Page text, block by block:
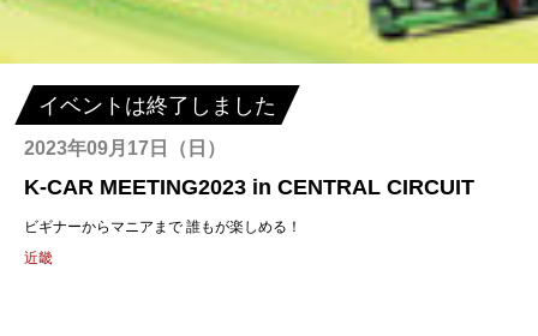
イベントは終了しました
2023年09月17日（日）
K-CAR MEETING2023 in CENTRAL CIRCUIT
ビギナーからマニアまで 誰もが楽しめる！
近畿